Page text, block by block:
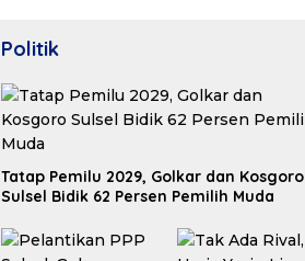
Politik
Tatap Pemilu 2029, Golkar dan Kosgoro
Sulsel Bidik 62 Persen Pemilih Muda